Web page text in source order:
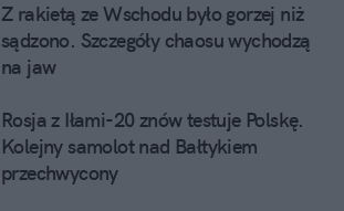
Z rakietą ze Wschodu było gorzej niż
sądzono. Szczegóły chaosu wychodzą
na jaw
Rosja z Iłami-20 znów testuje Polskę.
Kolejny samolot nad Bałtykiem
przechwycony